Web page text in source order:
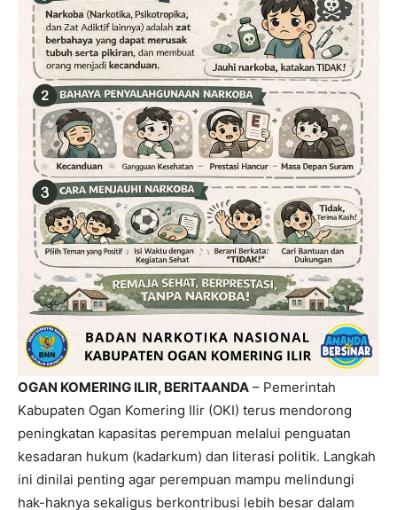
OGAN KOMERING ILIR, BERITAANDA – Pemerintah
Kabupaten Ogan Komering Ilir (OKI) terus mendorong
peningkatan kapasitas perempuan melalui penguatan
kesadaran hukum (kadarkum) dan literasi politik. Langkah
ini dinilai penting agar perempuan mampu melindungi
hak-haknya sekaligus berkontribusi lebih besar dalam